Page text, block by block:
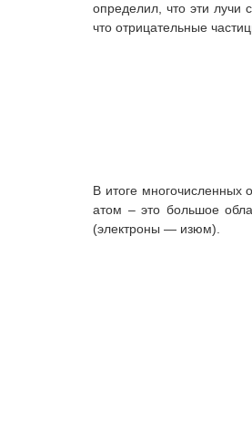
определил, что эти лучи
что отрицательные
В итоге многочисленных
атом – это большое
(электроны — изюм).